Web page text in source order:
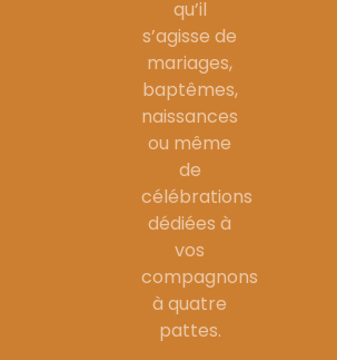
qu’il
s’agisse de
mariages,
baptêmes,
naissances
ou même
de
célébrations
dédiées à
vos
compagnons
à quatre
pattes.